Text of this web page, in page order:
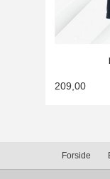
209,00
Forside